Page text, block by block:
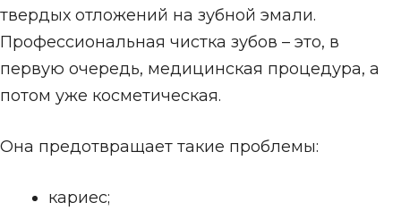
твердых отложений на зубной эмали.
Профессиональная чистка зубов – это, в
первую очередь, медицинская процедура, а
потом уже косметическая.
Она предотвращает такие проблемы:
кариес;